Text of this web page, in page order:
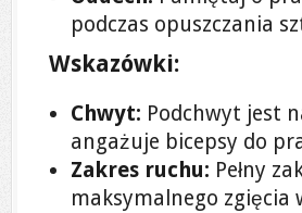
podczas opuszczania
Wskazówki:
Chwyt: Podchwyt jest
angażuje bicepsy do
Zakres ruchu: Pełny
maksymalnego zgięcia